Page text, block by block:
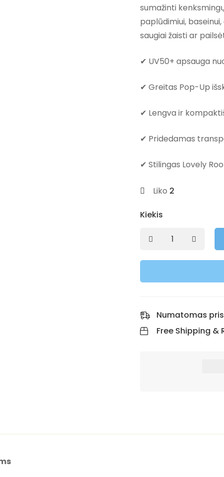
sumažinti
paplūdimiui,
saugiai žaisti ar
✔ UV50+ apsauga
✔ Greitas Pop-Up
✔ Lengva ir
✔ Pridedamas
✔ Stilingas Lovely
Liko 2
Kiekis
Numatomas
Free Shipping &